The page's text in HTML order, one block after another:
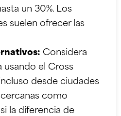
un 30%. Los
suelen ofrecer las
Considera
usando el Cross
desde ciudades
como
la diferencia de